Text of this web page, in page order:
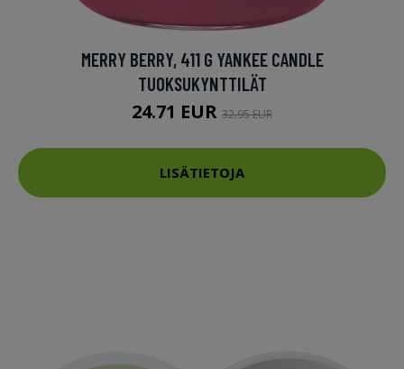
MERRY BERRY, 411 G YANKEE CANDLE
TUOKSUKYNTTILÄT
24.71 EUR 32.95 EUR
LISÄTIETOJA